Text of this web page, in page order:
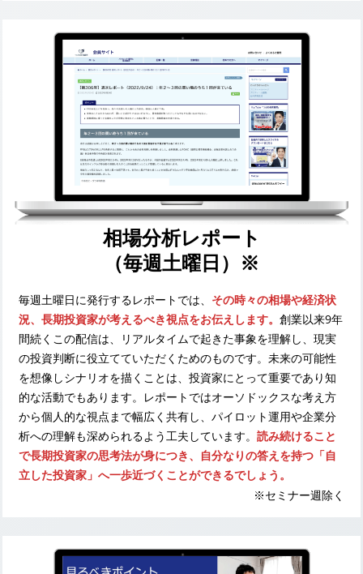
相場分析レポート
（毎週土曜日）※
毎週土曜日に発行するレポートでは、 その時々の相場や経済状
況、長期投資家が考えるべき視点をお伝えします。創業以来9年
間続くこの配信は、リアルタイムで起きた事象を理解し、現実
の投資判断に役立てていただくためのものです。未来の可能性
を想像しシナリオを描くことは、投資家にとって重要であり知
的な活動でもあります。レポートではオーソドックスな考え方
から個人的な視点まで幅広く共有し、パイロット運用や企業分
析への理解も深められるよう工夫しています。読み続けること
で長期投資家の思考法が身につき、自分なりの答えを持つ「自
立した投資家」へ一歩近づくことができるでしょう。
※セミナー週除く